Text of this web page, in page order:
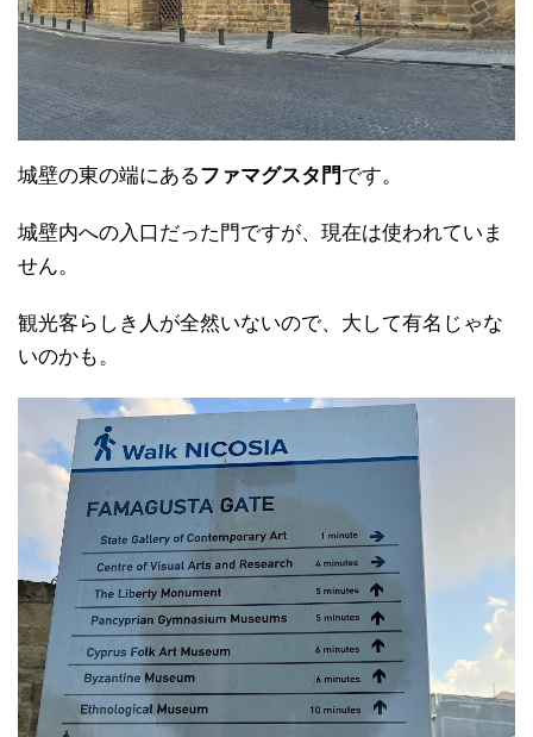
城壁の東の端にあるファマグスタ門です。
城壁内への入口だった門ですが、現在は使われていま
せん。
観光客らしき人が全然いないので、大して有名じゃな
いのかも。